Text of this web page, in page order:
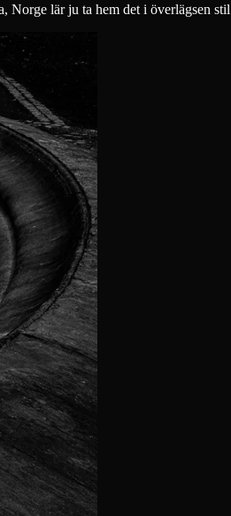
lär ju ta hem det i överlägsen